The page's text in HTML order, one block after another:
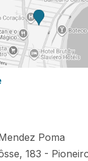
Poma
183 -